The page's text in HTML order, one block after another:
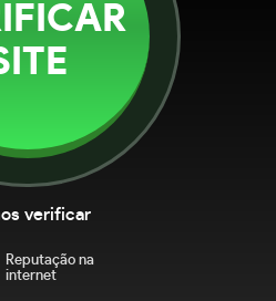
verificar
Reputação na
internet